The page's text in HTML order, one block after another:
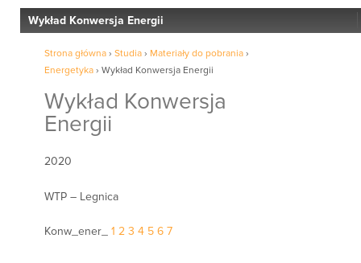
Wykład Konwersja Energii
Strona główna › Studia › Materiały do pobrania ›
Energetyka › Wykład Konwersja Energii
Wykład Konwersja
Energii
2020
WTP – Legnica
Konw_ener_ 1 2 3 4 5 6 7